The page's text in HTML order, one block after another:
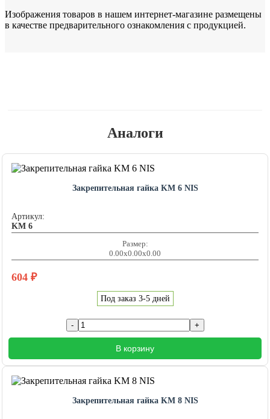
Изображения товаров в нашем интернет-магазине размещены
в качестве предварительного ознакомления с продукцией.
Аналоги
Закрепительная гайка KM 6 NIS
Артикул:
KM 6
Размер:
0.00x0.00x0.00
604 ₽
Под заказ 3-5 дней
В корзину
Закрепительная гайка KM 8 NIS